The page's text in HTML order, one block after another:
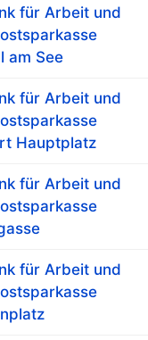
für Arbeit und
am See
für Arbeit und
Hauptplatz
für Arbeit und
für Arbeit und